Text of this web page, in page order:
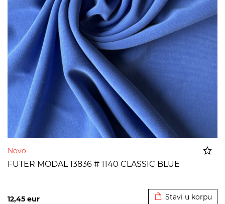
Novo
FUTER MODAL 13836 # 1140 CLASSIC BLUE
12,45 eur Stavi u korpu